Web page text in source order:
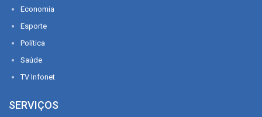
Economia
Esporte
Política
Saúde
TV Infonet
SERVIÇOS